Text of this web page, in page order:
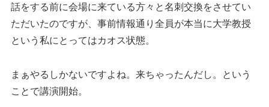
話をする前に会場に来ている方々と名刺交換をさせてい
ただいたのですが、事前情報通り全員が本当に大学教授
という私にとってはカオス状態。
まぁやるしかないですよね。来ちゃったんだし。という
ことで講演開始。